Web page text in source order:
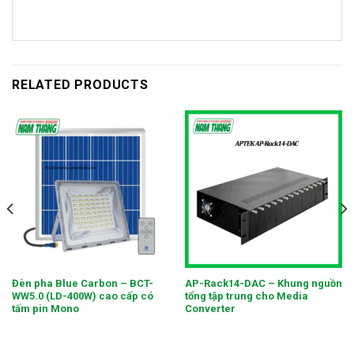
RELATED PRODUCTS
Đèn pha Blue Carbon – BCT-
WW5.0 (LD-400W) cao cấp có
tấm pin Mono
AP-Rack14-DAC – Khung nguồn
tổng tập trung cho Media
Converter